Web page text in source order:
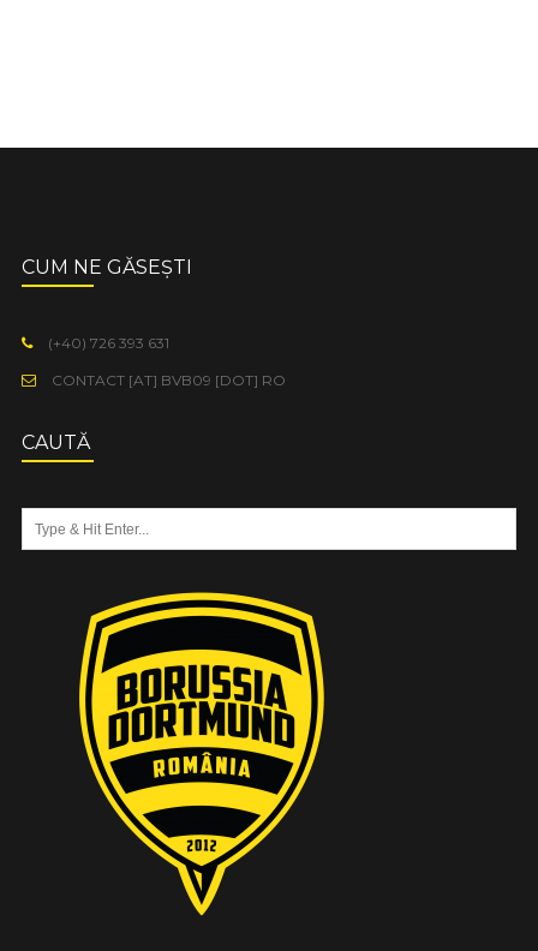
CUM NE GĂSEȘTI
(+40) 726 393 631
CONTACT [AT] BVB09 [DOT] RO
CAUTĂ